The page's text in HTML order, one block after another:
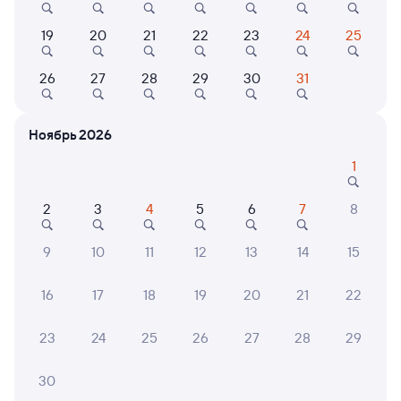
Выбор любимых мест на схемах вагонов
Подробные ответы на вопросы о поездке или
СМС-сопровождение до посадки в поезд
Оформление без регистрации на сайте
Частые вопросы
Что нужно, чтобы сесть в поезд?
Что делать, если ошибся при вводе данных
19 20 21 22 23 24 25
26 27 28 29 30 31
Ноябрь 2026
1
2 3 4 5 6 7 8
9 10 11 12 13 14 15
16 17 18 19 20 21 22
23 24 25 26 27 28 29
30